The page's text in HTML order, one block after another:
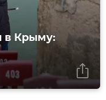
в Крыму: